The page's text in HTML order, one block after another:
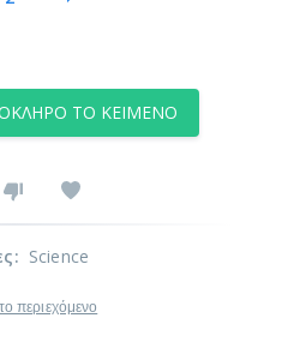
ΤΟ ΚΕΊΜΕΝΟ
: Science
περιεχόμενο